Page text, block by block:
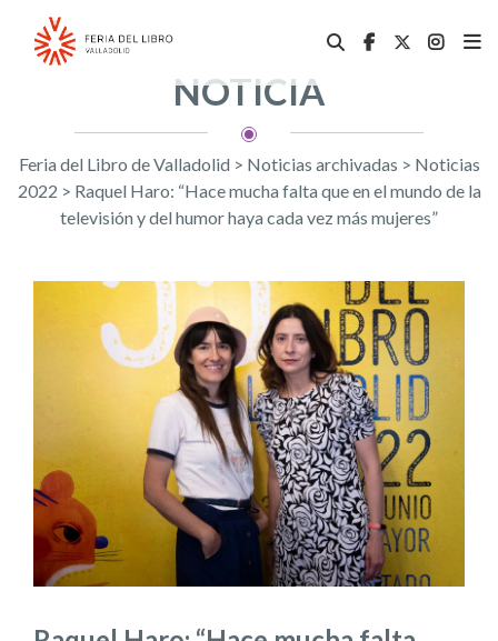
NOTICIA
Feria del Libro de Valladolid > Noticias archivadas > Noticias
2022 > Raquel Haro: “Hace mucha falta que en el mundo de la
televisión y del humor haya cada vez más mujeres”